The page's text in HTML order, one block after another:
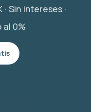
Sin intereses ·
al 0%